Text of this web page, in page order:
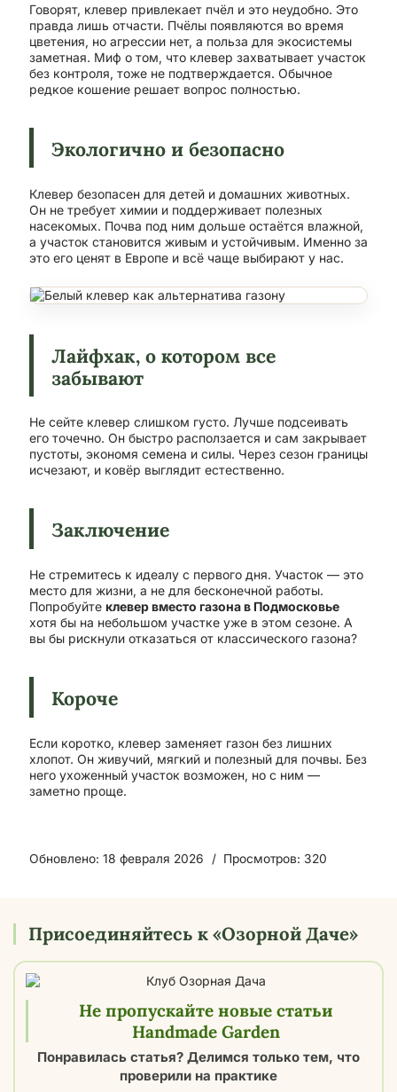
Говорят, клевер привлекает пчёл и это неудобно. Это
правда лишь отчасти. Пчёлы появляются во время
цветения, но агрессии нет, а польза для экосистемы
заметная. Миф о том, что клевер захватывает участок
без контроля, тоже не подтверждается. Обычное
редкое кошение решает вопрос полностью.
Экологично и безопасно
Клевер безопасен для детей и домашних животных.
Он не требует химии и поддерживает полезных
насекомых. Почва под ним дольше остаётся влажной,
а участок становится живым и устойчивым. Именно за
это его ценят в Европе и всё чаще выбирают у нас.
Лайфхак, о котором все
забывают
Не сейте клевер слишком густо. Лучше подсеивать
его точечно. Он быстро расползается и сам закрывает
пустоты, экономя семена и силы. Через сезон границы
исчезают, и ковёр выглядит естественно.
Заключение
Не стремитесь к идеалу с первого дня. Участок — это
место для жизни, а не для бесконечной работы.
Попробуйте клевер вместо газона в Подмосковье
хотя бы на небольшом участке уже в этом сезоне. А
вы бы рискнули отказаться от классического газона?
Короче
Если коротко, клевер заменяет газон без лишних
хлопот. Он живучий, мягкий и полезный для почвы. Без
него ухоженный участок возможен, но с ним —
заметно проще.
Обновлено: 18 февраля 2026 Просмотров: 320
Присоединяйтесь к «Озорной Даче»
Не пропускайте новые статьи
Handmade Garden
Понравилась статья? Делимся только тем, что
проверили на практике